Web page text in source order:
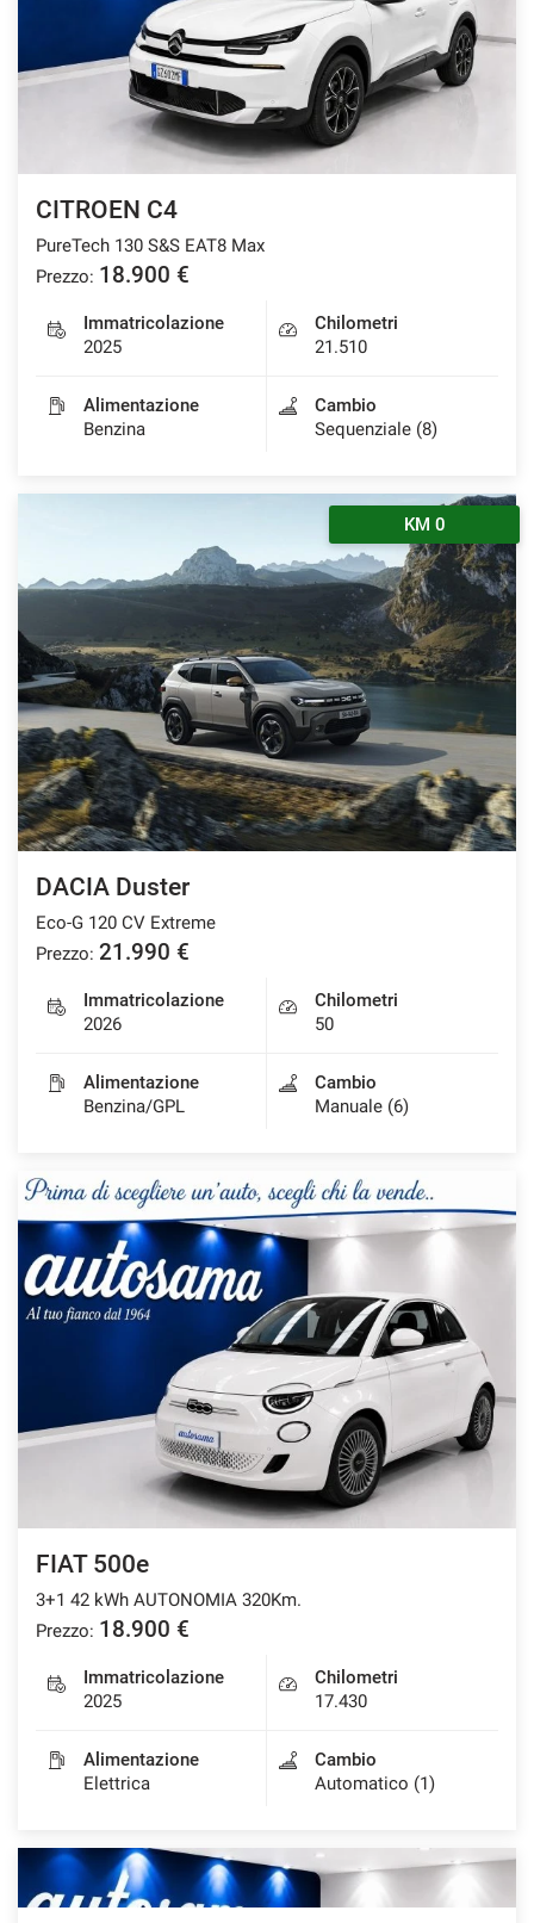
CITROEN C4
PureTech 130 S&S EAT8 Max
Prezzo: 18.900 €
Immatricolazione
2025
Chilometri
21.510
Alimentazione
Benzina
Cambio
Sequenziale (8)
KM 0
DACIA Duster
Eco-G 120 CV Extreme
Prezzo: 21.990 €
Immatricolazione
2026
Chilometri
50
Alimentazione
Benzina/GPL
Cambio
Manuale (6)
FIAT 500e
3+1 42 kWh AUTONOMIA 320Km.
Prezzo: 18.900 €
Immatricolazione
2025
Chilometri
17.430
Alimentazione
Elettrica
Cambio
Automatico (1)